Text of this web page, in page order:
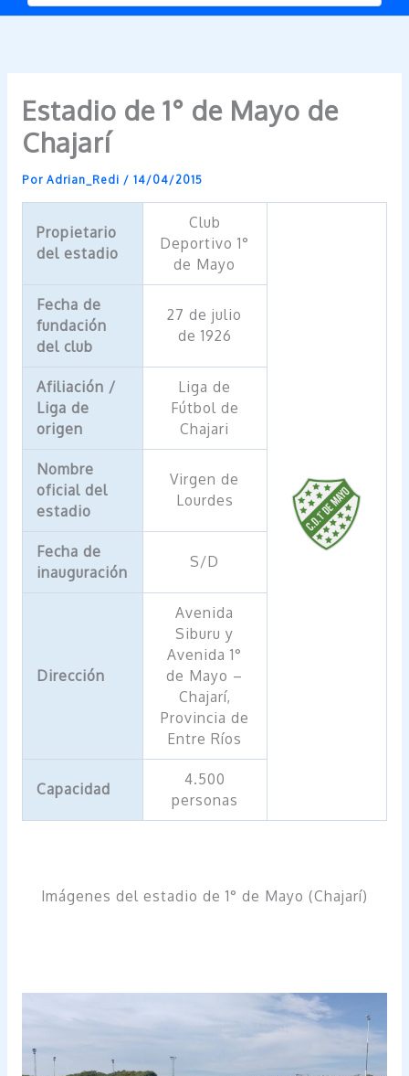
Estadio de 1° de Mayo de
Chajarí
Por Adrian_Redi / 14/04/2015
Propietario
del estadio
Club
Deportivo 1°
de Mayo
Fecha de
fundación
del club
27 de julio
de 1926
Afiliación /
Liga de
origen
Liga de
Fútbol de
Chajari
Nombre
oficial del
estadio
Virgen de
Lourdes
Fecha de
inauguración
S/D
Dirección
Avenida
Siburu y
Avenida 1°
de Mayo –
Chajarí,
Provincia de
Entre Ríos
Capacidad
4.500
personas
Imágenes del estadio de 1° de Mayo (Chajarí)